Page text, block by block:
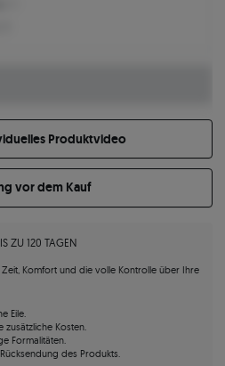
Produktvideo
vor dem Kauf
ZU 120 TAGEN
Zeit, Komfort und die volle Kontrolle über Ihre
Eile.
zusätzliche Kosten.
Formalitäten.
des Produkts.